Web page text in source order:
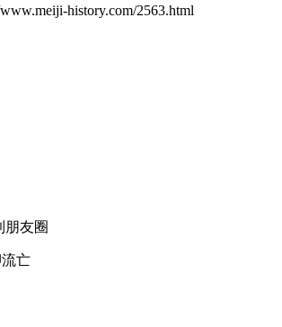
history.com/2563.html
朋友圈